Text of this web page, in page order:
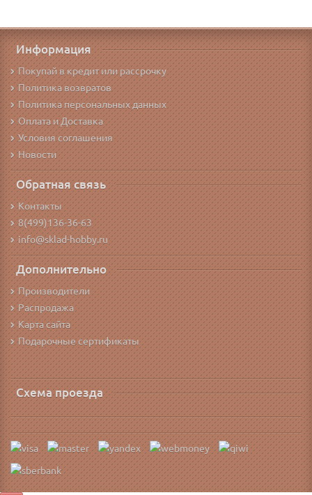
Информация
Покупай в кредит или рассрочку
Политика возвратов
Политика персональных данных
Оплата и Доставка
Условия соглашения
Новости
Обратная связь
Контакты
8(499)136-36-63
info@sklad-hobby.ru
Дополнительно
Производители
Распродажа
Карта сайта
Подарочные сертификаты
Схема проезда